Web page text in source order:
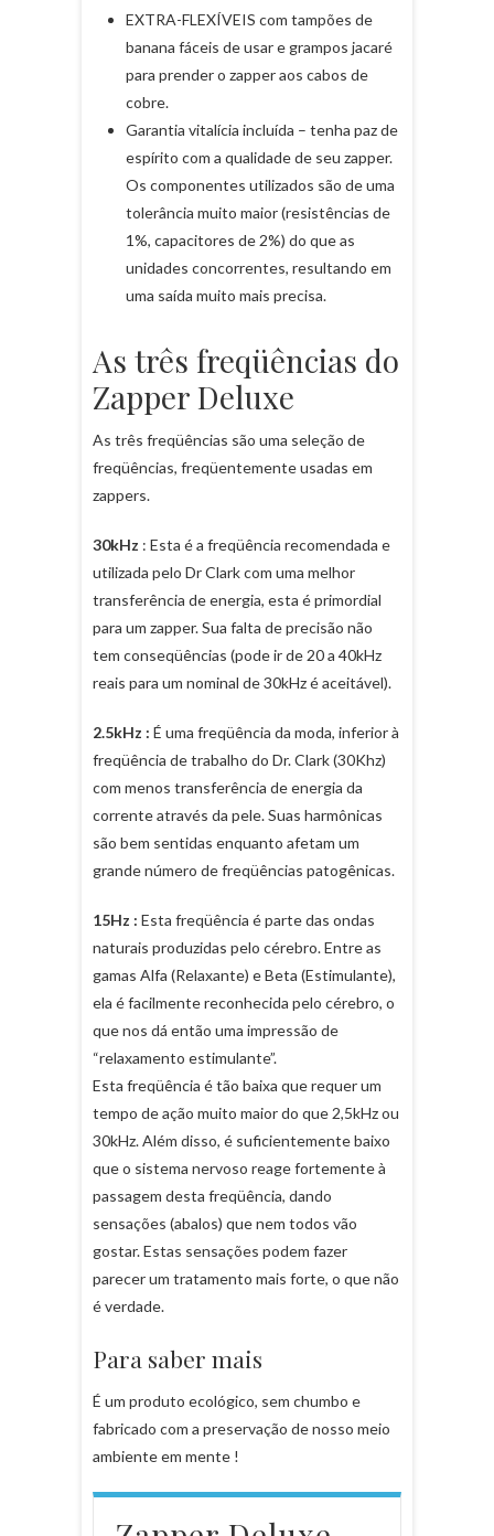
EXTRA-FLEXÍVEIS com tampões de
banana fáceis de usar e grampos jacaré
para prender o zapper aos cabos de
cobre.
Garantia vitalícia incluída – tenha paz de
espírito com a qualidade de seu zapper.
Os componentes utilizados são de uma
tolerância muito maior (resistências de
1%, capacitores de 2%) do que as
unidades concorrentes, resultando em
uma saída muito mais precisa.
As três freqüências do
Zapper Deluxe
As três freqüências são uma seleção de
freqüências, freqüentemente usadas em
zappers.
30kHz : Esta é a freqüência recomendada e
utilizada pelo Dr Clark com uma melhor
transferência de energia, esta é primordial
para um zapper. Sua falta de precisão não
tem conseqüências (pode ir de 20 a 40kHz
reais para um nominal de 30kHz é aceitável).
2.5kHz : É uma freqüência da moda, inferior à
freqüência de trabalho do Dr. Clark (30Khz)
com menos transferência de energia da
corrente através da pele. Suas harmônicas
são bem sentidas enquanto afetam um
grande número de freqüências patogênicas.
15Hz : Esta freqüência é parte das ondas
naturais produzidas pelo cérebro. Entre as
gamas Alfa (Relaxante) e Beta (Estimulante),
ela é facilmente reconhecida pelo cérebro, o
que nos dá então uma impressão de
“relaxamento estimulante”.
Esta freqüência é tão baixa que requer um
tempo de ação muito maior do que 2,5kHz ou
30kHz. Além disso, é suficientemente baixo
que o sistema nervoso reage fortemente à
passagem desta freqüência, dando
sensações (abalos) que nem todos vão
gostar. Estas sensações podem fazer
parecer um tratamento mais forte, o que não
é verdade.
Para saber mais
É um produto ecológico, sem chumbo e
fabricado com a preservação de nosso meio
ambiente em mente !